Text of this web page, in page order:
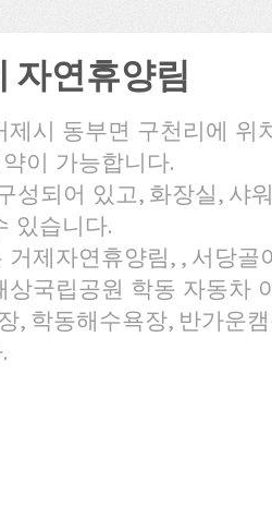
자연휴양림
시 동부면 구천리에 위
이 가능합니다.
성되어 있고, 화장실, 샤
있습니다.
제자연휴양림, , 서당골
국립공원 학동 자동차
, 학동해수욕장, 반가운